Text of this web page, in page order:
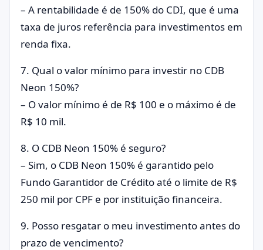
– A rentabilidade é de 150% do CDI, que é uma
taxa de juros referência para investimentos em
renda fixa.
7. Qual o valor mínimo para investir no CDB
Neon 150%?
– O valor mínimo é de R$ 100 e o máximo é de
R$ 10 mil.
8. O CDB Neon 150% é seguro?
– Sim, o CDB Neon 150% é garantido pelo
Fundo Garantidor de Crédito até o limite de R$
250 mil por CPF e por instituição financeira.
9. Posso resgatar o meu investimento antes do
prazo de vencimento?